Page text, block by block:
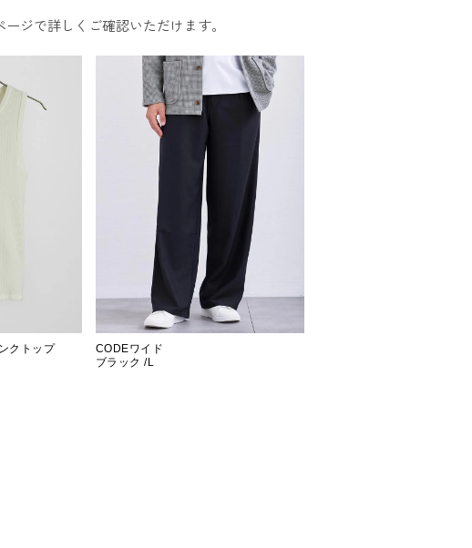
ジで詳しくご確認いただけます。
クトップ
CODEワイド
ブラック /L